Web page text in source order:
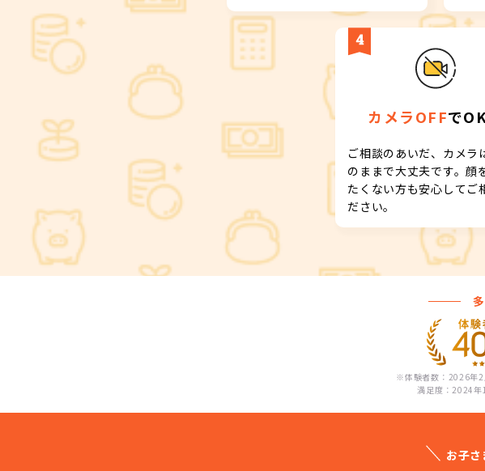
カメラOFFで
ご相談のあいだ、カメラ
のままで大丈夫です。顔
たくない方も安心してご
ださい。
※体験者数：2026年2
満足度：2024年
お子